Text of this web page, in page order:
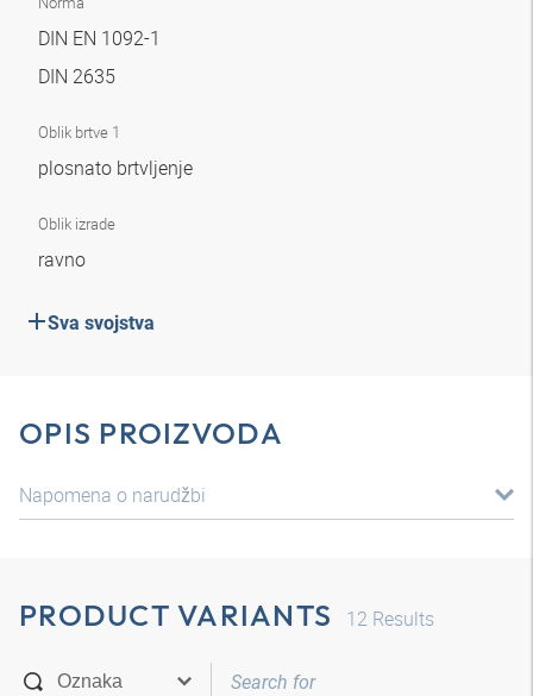
DIN EN 1092-1
DIN 2635
Oblik brtve 1
plosnato brtvljenje
Oblik izrade
ravno
Sva svojstva
OPIS PROIZVODA
Napomena o narudžbi
PRODUCT VARIANTS 12 Results